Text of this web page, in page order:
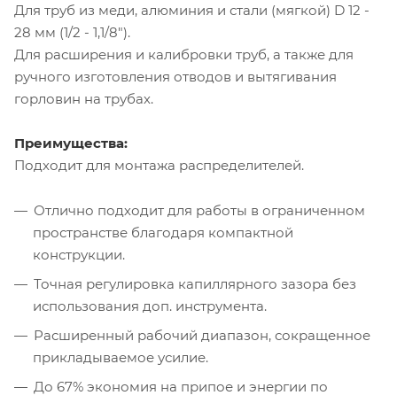
Для труб из меди, алюминия и стали (мягкой) D 12 -
28 мм (1/2 - 1,1/8").
Для расширения и калибровки труб, а также для
ручного изготовления отводов и вытягивания
горловин на трубах.
Преимущества:
Подходит для монтажа распределителей.
Отлично подходит для работы в ограниченном
пространстве благодаря компактной
конструкции.
Точная регулировка капиллярного зазора без
использования доп. инструмента.
Расширенный рабочий диапазон, сокращенное
прикладываемое усилие.
До 67% экономия на припое и энергии по